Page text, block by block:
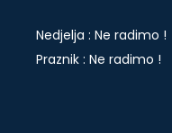
Nedjelja : Ne radimo !
Praznik : Ne radimo !